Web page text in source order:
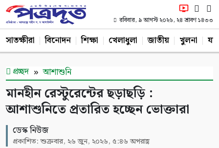
রবিবার, ৯ আগস্ট ২০২৬, ২৪ শ্রাবণ ১৪৩৩
সাতক্ষীরা বিনোদন শিক্ষা খেলাধুলা জাতীয় খুলনা
প্রচ্ছদ আশাশুনি
মানহীন রেস্টুরেন্টের ছড়াছড়ি :
আশাশুনিতে প্রতারিত হচ্ছেন ভোক্তারা
ডেস্ক নিউজ
প্রকাশিত: শুক্রবার, ২৬ জুন, ২০২৬, ৫:৪৬ অপরাহ্ণ